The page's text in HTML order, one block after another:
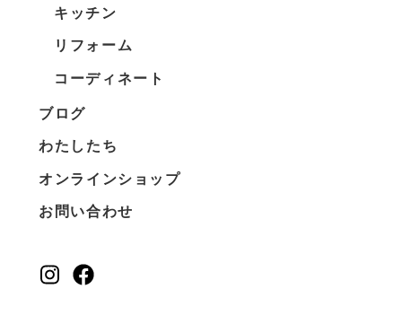
キッチン
リフォーム
コーディネート
ブログ
わたしたち
オンラインショップ
お問い合わせ